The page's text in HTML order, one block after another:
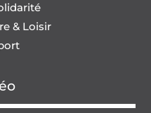
& Loisir